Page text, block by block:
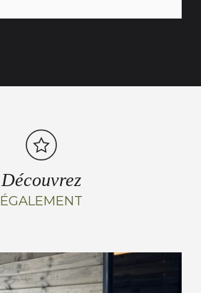
Découvrez
ÉGALEMENT